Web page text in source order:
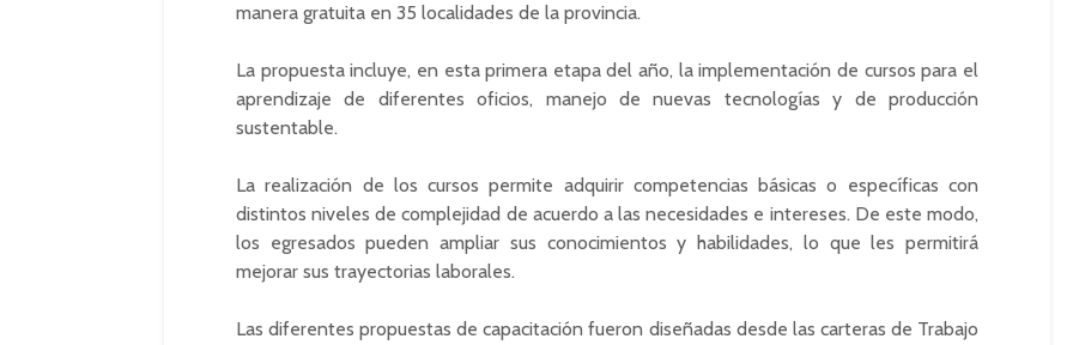
manera gratuita en 35 localidades de la provincia.
La propuesta incluye, en esta primera etapa del año, la implementación de cursos para el
aprendizaje de diferentes oficios, manejo de nuevas tecnologías y de producción
sustentable.
La realización de los cursos permite adquirir competencias básicas o específicas con
distintos niveles de complejidad de acuerdo a las necesidades e intereses. De este modo,
los egresados pueden ampliar sus conocimientos y habilidades, lo que les permitirá
mejorar sus trayectorias laborales.
Las diferentes propuestas de capacitación fueron diseñadas desde las carteras de Trabajo